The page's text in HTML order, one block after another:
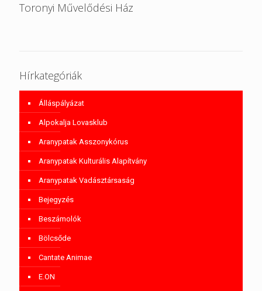
Toronyi Művelődési Ház
Hírkategóriák
Álláspályázat
Alpokalja Lovasklub
Aranypatak Asszonykórus
Aranypatak Kulturális Alapítvány
Aranypatak Vadásztársaság
Bejegyzés
Beszámolók
Bölcsőde
Cantate Animae
E.ON